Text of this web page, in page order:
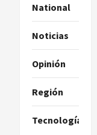
National
Noticias
Opinión
Región
Tecnología